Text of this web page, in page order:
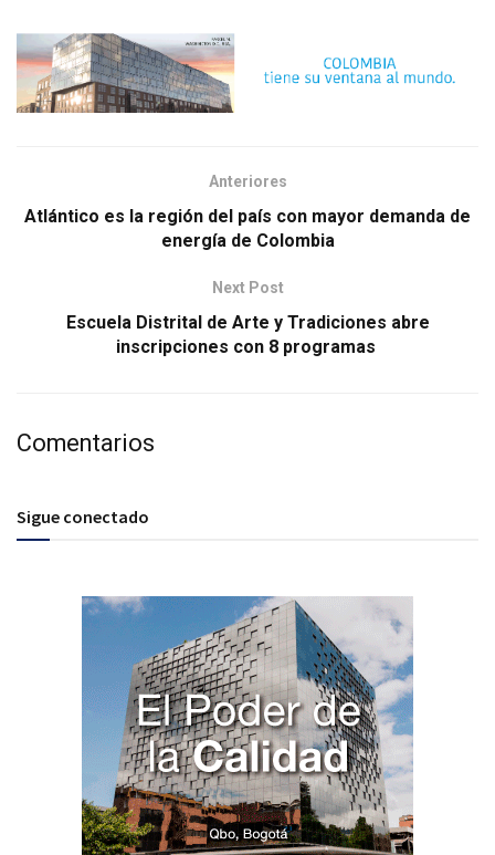
Anteriores
Atlántico es la región del país con mayor demanda de
energía de Colombia
Next Post
Escuela Distrital de Arte y Tradiciones abre
inscripciones con 8 programas
Comentarios
Sigue conectado